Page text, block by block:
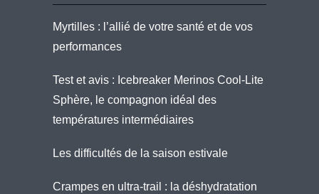
Myrtilles : l’allié de votre santé et de vos
performances
Test et avis : Icebreaker Merinos Cool-Lite
Sphère, le compagnon idéal des
températures intermédiaires
Les difficultés de la saison estivale
Crampes en ultra-trail : la déshydratation